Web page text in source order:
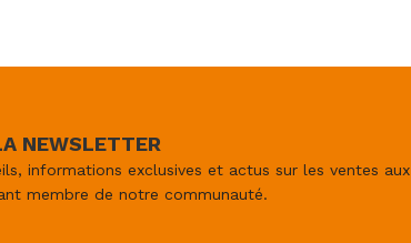
NEWSLETTER
informations exclusives et actus sur les ventes aux
membre de notre communauté.